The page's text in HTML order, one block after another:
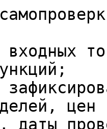
цен
даты